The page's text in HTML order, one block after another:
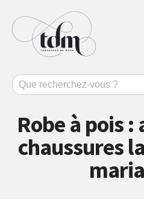
Robe à pois
chaussures